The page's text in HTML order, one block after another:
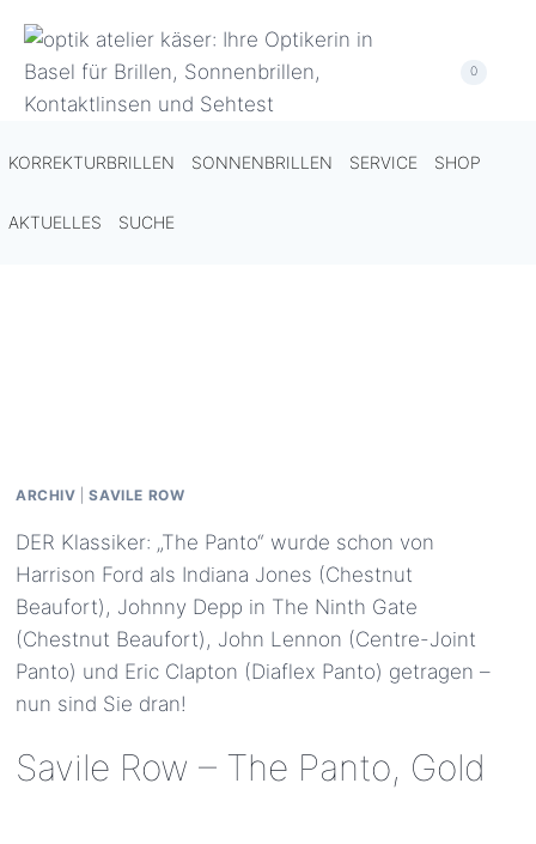
Inhalt
springen
0
KORREKTURBRILLEN SONNENBRILLEN SERVICE SHOP
AKTUELLES SUCHE
ARCHIV |SAVILE ROW
DER Klassiker: „The Panto“ wurde schon von
Harrison Ford als Indiana Jones (Chestnut
Beaufort), Johnny Depp in The Ninth Gate
(Chestnut Beaufort), John Lennon (Centre-Joint
Panto) und Eric Clapton (Diaflex Panto) getragen –
nun sind Sie dran!
Savile Row – The Panto, Gold